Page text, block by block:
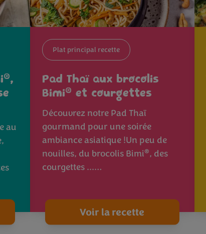
®,
au
Plat principal recette
Pad Thaï aux brocolis
Bimi® et courgettes
Découvrez notre Pad Thaï
gourmand pour une soirée
ambiance asiatique !Un peu de
nouilles, du brocolis Bimi®, des
courgettes ...…
Voir la recette